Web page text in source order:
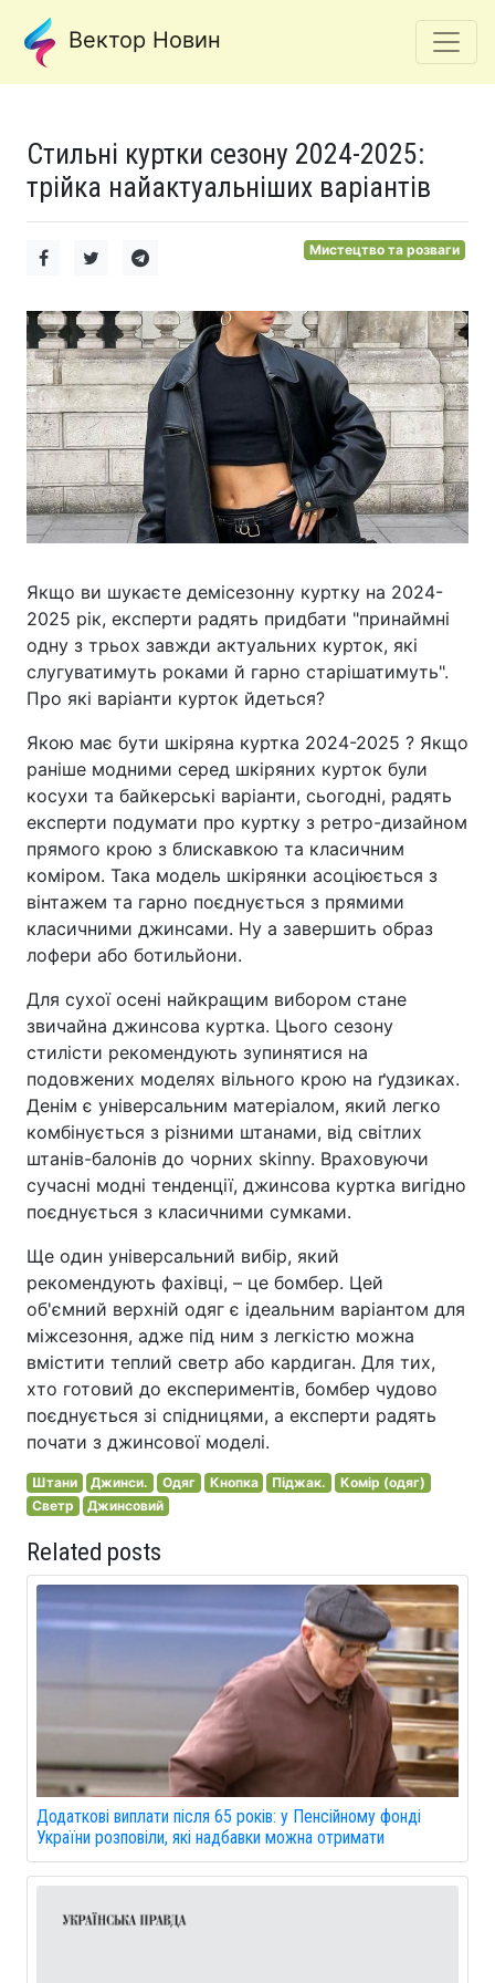
Вектор Новин
Стильні куртки сезону 2024-2025:
трійка найактуальніших варіантів
Мистецтво та розваги
Якщо ви шукаєте демісезонну куртку на 2024-
2025 рік, експерти радять придбати "принаймні
одну з трьох завжди актуальних курток, які
слугуватимуть роками й гарно старішатимуть".
Про які варіанти курток йдеться?
Якою має бути шкіряна куртка 2024-2025 ? Якщо
раніше модними серед шкіряних курток були
косухи та байкерські варіанти, сьогодні, радять
експерти подумати про куртку з ретро-дизайном
прямого крою з блискавкою та класичним
коміром. Така модель шкірянки асоціюється з
вінтажем та гарно поєднується з прямими
класичними джинсами. Ну а завершить образ
лофери або ботильйони.
Для сухої осені найкращим вибором стане
звичайна джинсова куртка. Цього сезону
стилісти рекомендують зупинятися на
подовжених моделях вільного крою на ґудзиках.
Денім є універсальним матеріалом, який легко
комбінується з різними штанами, від світлих
штанів-балонів до чорних skinny. Враховуючи
сучасні модні тенденції, джинсова куртка вигідно
поєднується з класичними сумками.
Ще один універсальний вибір, який
рекомендують фахівці, – це бомбер. Цей
об'ємний верхній одяг є ідеальним варіантом для
міжсезоння, адже під ним з легкістю можна
вмістити теплий светр або кардиган. Для тих,
хто готовий до експериментів, бомбер чудово
поєднується зі спідницями, а експерти радять
почати з джинсової моделі.
Штани Джинси. Одяг Кнопка Піджак.
Комір (одяг)
Светр
Джинсовий
Related posts
Додаткові виплати після 65 років: у Пенсійному фонді
України розповіли, які надбавки можна отримати